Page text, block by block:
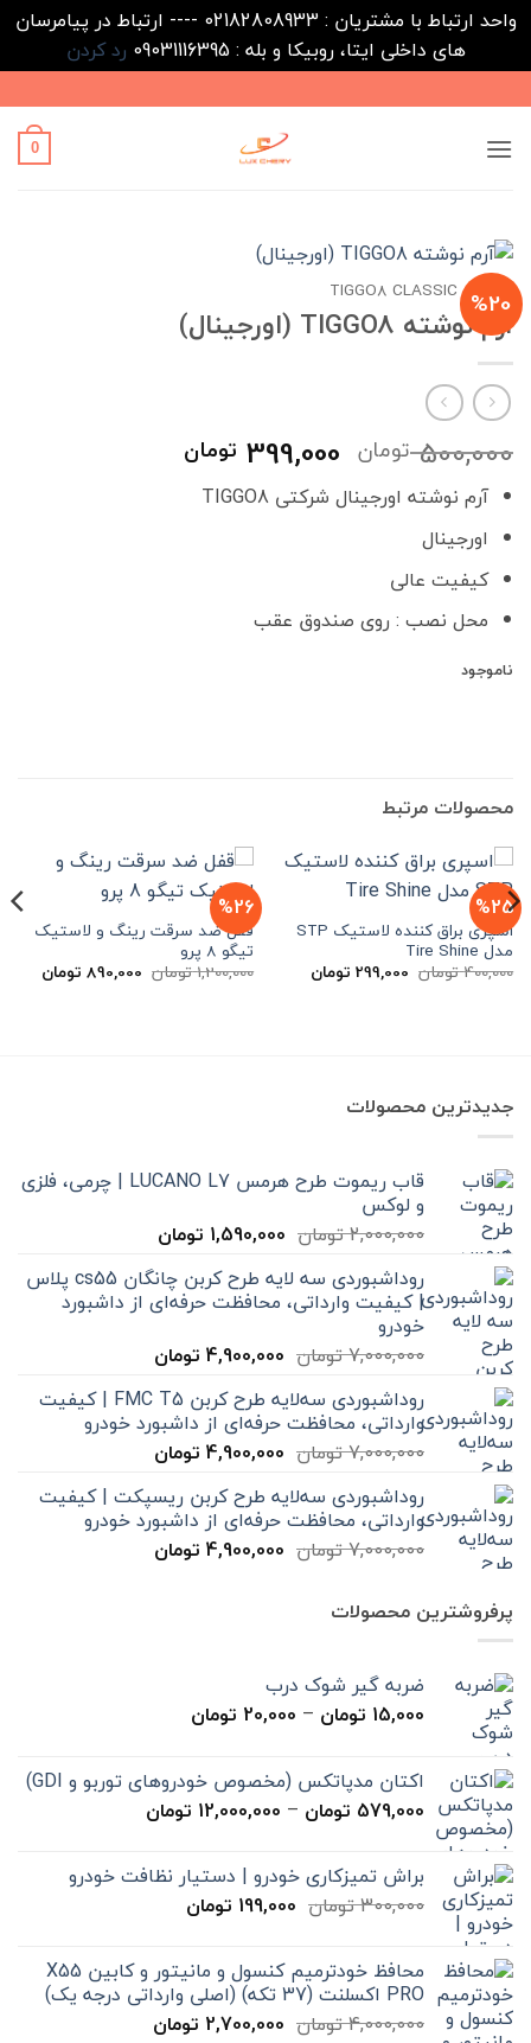
واحد ارتباط با مشتریان : 02182808933 ---- ارتباط در پیامرسان
های داخلی ایتا، روبیکا و بله : 09031116395
رد کردن
to
content
0
%20
خانه /
TIGGO8 CLASSIC
آرم نوشته TIGGO8 (اورجینال)
500,000 تومان قیمت
اصلی
500,000 تومان
399,000 تومان
آرم نوشته اورجینال شرکتی TIGGO8
اورجینال
کیفیت عالی
محل نصب : روی صندوق عقب
ناموجود
محصولات مرتبط
%25
اسپری براق کننده لاستیک STP
مدل Tire Shine
400,000تومان قیمت
اصلی
299,000 تومانقیمت
فعلی
%26
قفل ضد سرقت رینگ و لاستیک
تیگو 8 پرو
1,200,000تومان قیمت
اصلی
890,000 تومانقیمت
فعلی
جدیدترین محصولات
قاب ریموت طرح هرمس LUCANO L7 | چرمی، فلزی
و لوکس
2,000,000تومان قیمت
2,000,000 تومان
بود.
1,590,000 تومانقیمت
1,590,000 تومان
است.
روداشبوردی سه‌ لایه طرح کربن چانگان cs55 پلاس
| کیفیت وارداتی، محافظت حرفه‌ای از داشبورد
خودرو
7,000,000تومان قیمت
7,000,000 تومان
بود.
4,900,000 تومانقیمت
4,900,000 تومان
است.
روداشبوردی سه‌لایه طرح کربن FMC T5 | کیفیت
وارداتی، محافظت حرفه‌ای از داشبورد خودرو
7,000,000تومان قیمت
7,000,000 تومان
بود.
4,900,000 تومانقیمت
4,900,000 تومان
است.
روداشبوردی سه‌لایه طرح کربن ریسپکت | کیفیت
وارداتی، محافظت حرفه‌ای از داشبورد خودرو
7,000,000تومان قیمت
4,900,000 تومانقیمت
پرفروشترین محصولات
ضربه گیر شوک درب
15,000 تومان –
20,000 تومان
تا
20,000 تومان
اکتان مدپاتکس (مخصوص خودروهای توربو و GDI)
579,000 تومان –
12,000,000 تومان
تا
براش تمیزکاری خودرو | دستیار نظافت خودرو
300,000تومان قیمت
بود.
199,000 تومانقیمت
199,000 تومان
است. محافظ خودترمیم کنسول و مانیتور و کابین X55
PRO اکسلنت (37 تکه) (اصلی وارداتی درجه یک)
4,000,000تومان قیمت
2,700,000 تومانقیمت